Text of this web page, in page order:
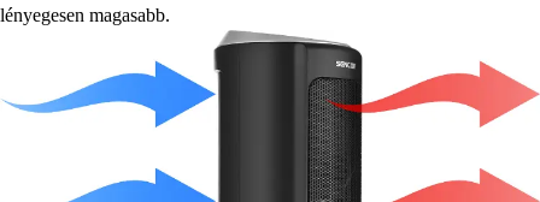
lényegesen magasabb.